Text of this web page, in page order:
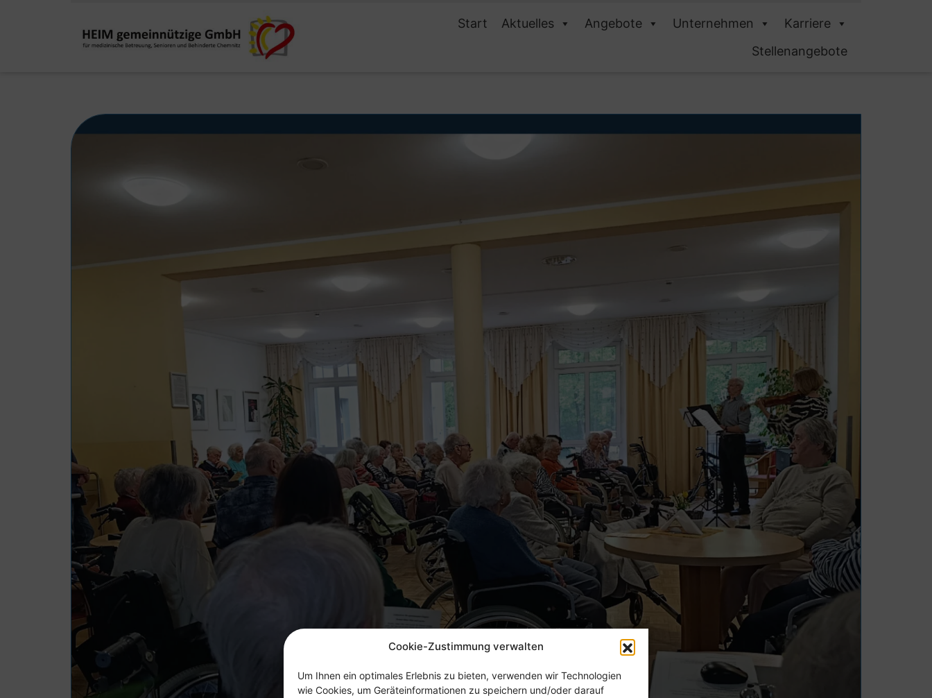
Cookie-Zustimmung verwalten
Um Ihnen ein optimales Erlebnis zu bieten, verwenden wir Technologien
wie Cookies, um Geräteinformationen zu speichern und/oder darauf
Start Aktuelles Angebote Unternehmen
Karriere
Stellenangebote